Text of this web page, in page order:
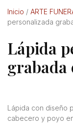
Inicio / ARTE
personalizada
Lápida
grabada
Lápida con diseño
cabecero y poyo